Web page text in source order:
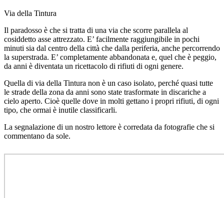
Via della Tintura
Il paradosso è che si tratta di una via che scorre parallela al
cosiddetto asse attrezzato. E’ facilmente raggiungibile in pochi
minuti sia dal centro della città che dalla periferia, anche percorrendo
la superstrada. E’ completamente abbandonata e, quel che è peggio,
da anni è diventata un ricettacolo di rifiuti di ogni genere.
Quella di via della Tintura non è un caso isolato, perché quasi tutte
le strade della zona da anni sono state trasformate in discariche a
cielo aperto. Cioè quelle dove in molti gettano i propri rifiuti, di ogni
tipo, che ormai è inutile classificarli.
La segnalazione di un nostro lettore è corredata da fotografie che si
commentano da sole.